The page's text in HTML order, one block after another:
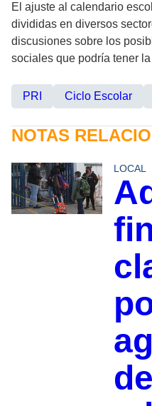
El ajuste al calendario
divididas en diversos
discusiones sobre los
sociales que podría tener
PRI Ciclo Escolar
NOTAS
LOCAL